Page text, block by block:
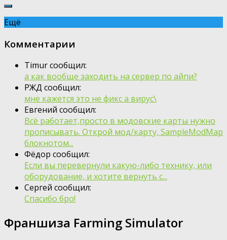
Ещё
Комментарии
Timur сообщил:
а как вообще заходить на сервер по айпи?
РЖД сообщил:
мне кажется это не фикс а вирус\
Евгений сообщил:
Всё работает,просто в модовские карты нужно
прописывать. Открой мод/карту, SampleModMap
блокнотом...
Фёдор сообщил:
Если вы перевернули какую-либо технику, или
оборудование, и хотите вернуть с...
Сергей сообщил:
Спасибо бро!
Франшиза Farming Simulator